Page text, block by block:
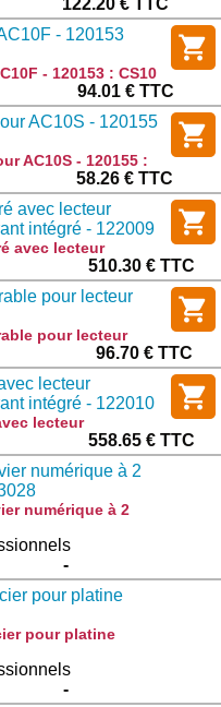
122.20 € TTC
- 120153
- 120153 : CS10
94.01 € TTC
AC10S - 120155
AC10S - 120155 :
58.26 € TTC
avec lecteur
intégré - 122009
avec lecteur
intégré - 122009 :510.30 € TTC
pour lecteur
pour lecteur
96.70 € TTC
lecteur
intégré - 122010
lecteur
intégré - 122010 :558.65 € TTC
numérique à 2
numérique à 2
: BE.REC
-
pour platine
pour platine
SE
-